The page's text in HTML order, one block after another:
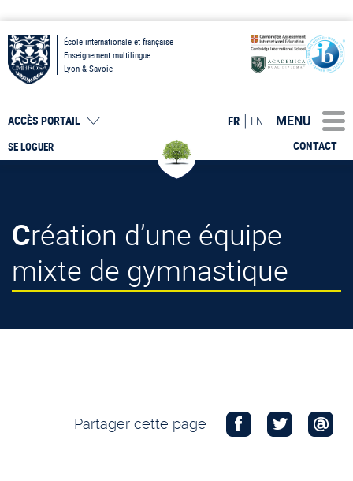
École internationale et française
Enseignement multilingue
Lyon & Savoie
SE LOGUER
ACCÈS PORTAIL
CONTACT
FR EN MENU
Création d’une équipe
mixte de gymnastique
Partager cette page